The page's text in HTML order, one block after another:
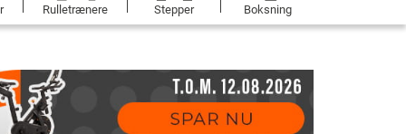
Rulletrænere Stepper Boksning